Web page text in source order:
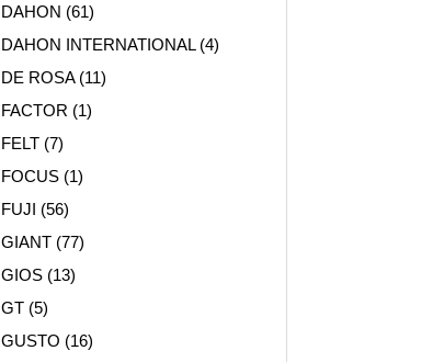
DAHON (61)
DAHON INTERNATIONAL(4)
DE ROSA(11)
FACTOR (1)
FELT (7)
FOCUS (1)
FUJI (56)
GIANT (77)
GIOS (13)
GT (5)
GUSTO (16)